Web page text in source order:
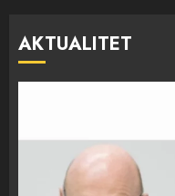
AKTUALITET